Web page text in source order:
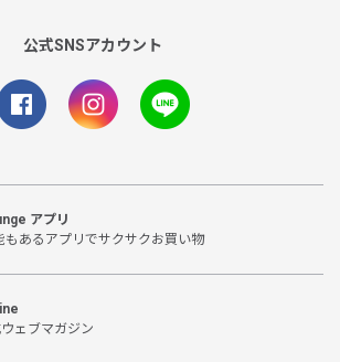
公式SNSアカウント
アプリ
もあるアプリでサクサクお買い物
ェブマガジン